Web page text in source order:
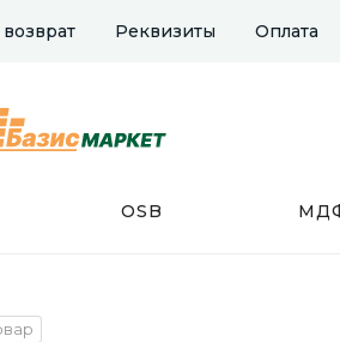
Реквизиты Оплата
OSB